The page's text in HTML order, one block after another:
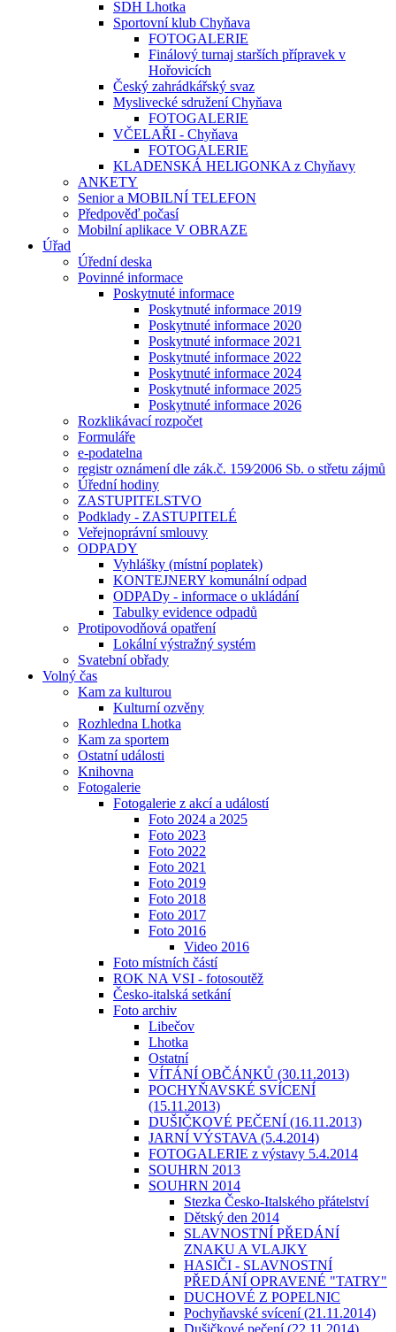
SDH Lhotka
Sportovní klub Chyňava
FOTOGALERIE
Finálový turnaj starších přípravek v
Hořovicích
Český zahrádkářský svaz
Myslivecké sdružení Chyňava
FOTOGALERIE
VČELAŘI - Chyňava
FOTOGALERIE
KLADENSKÁ HELIGONKA z Chyňavy
ANKETY
Senior a MOBILNÍ TELEFON
Předpověď počasí
Mobilní aplikace V OBRAZE
Úřad
Úřední deska
Povinné informace
Poskytnuté informace
Poskytnuté informace 2019
Poskytnuté informace 2020
Poskytnuté informace 2021
Poskytnuté informace 2022
Poskytnuté informace 2024
Poskytnuté informace 2025
Poskytnuté informace 2026
Rozklikávací rozpočet
Formuláře
e-podatelna
registr oznámení dle zák.č. 159⁄2006 Sb. o střetu zájmů
Úřední hodiny
ZASTUPITELSTVO
Podklady - ZASTUPITELÉ
Veřejnoprávní smlouvy
ODPADY
Vyhlášky (místní poplatek)
KONTEJNERY komunální odpad
ODPADy - informace o ukládání
Tabulky evidence odpadů
Protipovodňová opatření
Lokální výstražný systém
Svatební obřady
Volný čas
Kam za kulturou
Kulturní ozvěny
Rozhledna Lhotka
Kam za sportem
Ostatní události
Knihovna
Fotogalerie
Fotogalerie z akcí a událostí
Foto 2024 a 2025
Foto 2023
Foto 2022
Foto 2021
Foto 2019
Foto 2018
Foto 2017
Foto 2016
Video 2016
Foto místních částí
ROK NA VSI - fotosoutěž
Česko-italská setkání
Foto archiv
Libečov
Lhotka
Ostatní
VÍTÁNÍ OBČÁNKŮ (30.11.2013)
POCHYŇAVSKÉ SVÍCENÍ
(15.11.2013)
DUŠIČKOVÉ PEČENÍ (16.11.2013)
JARNÍ VÝSTAVA (5.4.2014)
FOTOGALERIE z výstavy 5.4.2014
SOUHRN 2013
SOUHRN 2014
Stezka Česko-Italského přátelství
Dětský den 2014
SLAVNOSTNÍ PŘEDÁNÍ
ZNAKU A VLAJKY
HASIČI - SLAVNOSTNÍ
PŘEDÁNÍ OPRAVENÉ "TATRY"
DUCHOVÉ Z POPELNIC
Pochyňavské svícení (21.11.2014)
Dušičkové pečení (22.11.2014)